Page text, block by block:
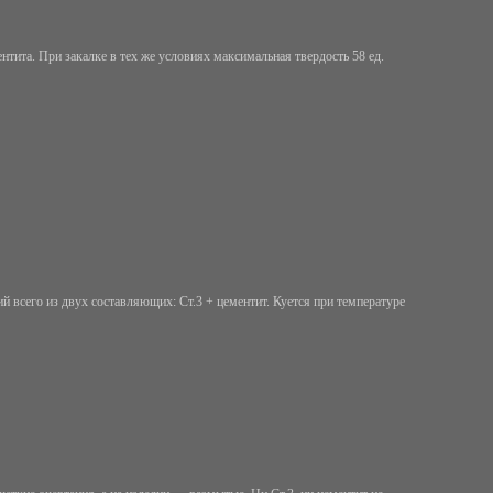
При закалке в тех же условиях максимальная твердость 58 ед.
из двух составляющих: Ст.3 + цементит. Куется при температуре